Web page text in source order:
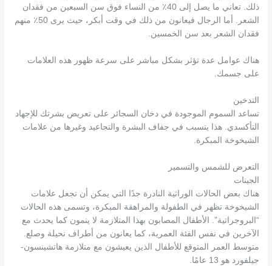
ذلك. تعاني ما يصل إلى 40٪ من النساء فوق سن السبعين من فقدان
الشعر. أما الرجال فيعانون من ذلك في وقت أبكر، حيث يرى 50٪ منهم
فقدان الشعر بعد سن الخمسين.
هناك عوامل عدة تؤثر بشكل مباشر على سرعة ظهور هذه العلامات
على جسمك.
التدخين
تساعد السموم الموجودة في دخان السجائر على تعريض بشرتك للإجهاد
التأكسدي. هذا يتسبب في جفاف البشرة والتجاعيد وغيرها من علامات
الشيخوخة المبكرة.
التعرض للشمس والتسمير
الجينات
هناك بعض الحالات الوراثية النادرة جدًا التي يمكن أن تجعل علامات
الشيخوخة تظهر في الطفولة والمراهقة المبكرة، وتسمى هذه الحالات
“البروجراتية”. الأطفال المصابون بهذا المتلازمة لا ينمون كما يحدث مع
الآخرين في نفس الفئة العمرية، كما يعانون من أطراف نحيلة وصلع.
متوسط العمر المتوقع للأطفال الذين يعيشون مع متلازمة هاتشينسون-
جيلفورد هو 13 عامًا.